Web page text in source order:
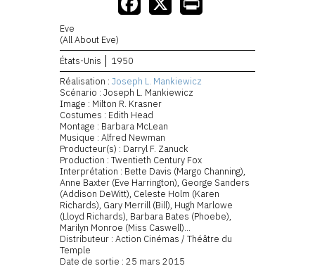
Eve
(All About Eve)
États-Unis
1950
Réalisation : Joseph L. Mankiewicz
Scénario : Joseph L. Mankiewicz
Image : Milton R. Krasner
Costumes : Edith Head
Montage : Barbara McLean
Musique : Alfred Newman
Producteur(s) : Darryl F. Zanuck
Production : Twentieth Century Fox
Interprétation : Bette Davis (Margo Channing),
Anne Baxter (Eve Harrington), George Sanders
(Addison DeWitt), Celeste Holm (Karen
Richards), Gary Merrill (Bill), Hugh Marlowe
(Lloyd Richards), Barbara Bates (Phoebe),
Marilyn Monroe (Miss Caswell)...
Distributeur : Action Cinémas / Théâtre du
Temple
Date de sortie : 25 mars 2015